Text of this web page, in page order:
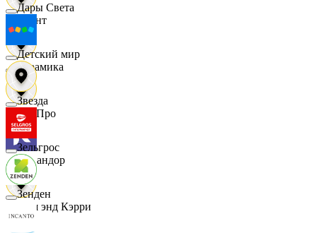
Квант
Керамика
КитПро
Командор
Кэш энд Кэрри
Дары Света
Детский мир
Звезда
Зельгрос
Зенден